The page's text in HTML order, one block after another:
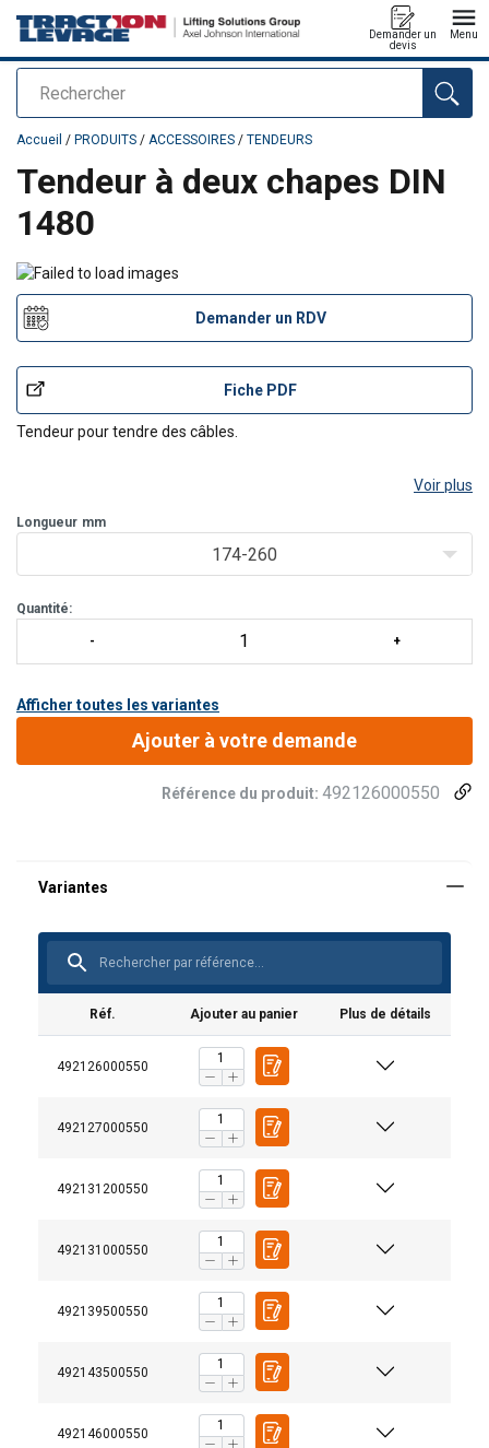
Rechercher
Demander un
devis
Menu
Ajouté au panier
Accueil / PRODUITS / ACCESSOIRES / TENDEURS
Tendeur à deux chapes DIN
1480
Demander un RDV
Fiche PDF
Tendeur pour tendre des câbles.
Voir plus
Longueur mm
174-260
Quantité:
Afficher toutes les variantes
Ajouter à votre demande
Référence du produit: 492126000550
Réf. Ajouter au panier Plus de détails
492126000550
492127000550
492131200550
492131000550
492139500550
492143500550
492146000550